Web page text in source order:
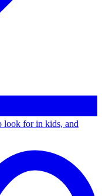
look for in kids, and